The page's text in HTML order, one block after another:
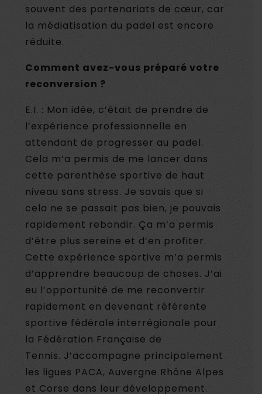
souvent des partenariats de cœur, car
la médiatisation du padel est encore
réduite.
Comment avez-vous préparé votre
reconversion ?
E.I. : Mon idée, c’était de prendre de
l’expérience professionnelle en
attendant de progresser au padel.
Cela m’a permis de me lancer dans
cette parenthèse sportive de haut
niveau sans stress. Je savais que si
cela ne se passait pas bien, je pouvais
rapidement rebondir. Ça m’a permis
d’être plus sereine et d’en profiter.
Cette expérience sportive m’a permis
d’apprendre beaucoup de choses. J’ai
eu l’opportunité de me reconvertir
rapidement en devenant référente
sportive fédérale interrégionale pour
la Fédération Française de
Tennis. J’accompagne principalement
les ligues PACA, Auvergne Rhône Alpes
et Corse dans leur développement.